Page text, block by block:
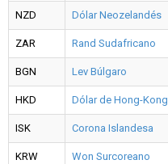
NZD Dólar Neozelandés
ZAR Rand Sudafricano
BGN Lev Búlgaro
HKD Dólar de Hong-Kong
ISK Corona Islandesa
KRW Won Surcoreano